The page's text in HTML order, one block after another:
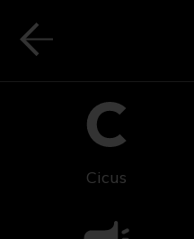
Cicus